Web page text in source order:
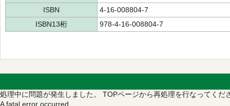
ISBN
4-16-008804-7
ISBN13桁
978-4-16-008804-7
処理中に問題が発生しました。 TOPページから再処理を行なってくだ
A fatal error occurred.